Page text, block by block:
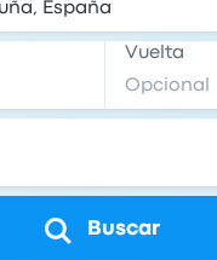
Vuelta
Buscar